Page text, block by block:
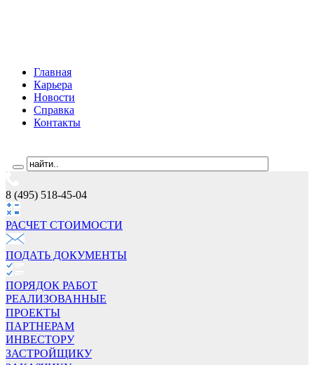
Главная
Карьера
Новости
Справка
Контакты
8 (495) 518-45-04
РАСЧЕТ СТОИМОCТИ
ПОДАТЬ ДОКУМЕНТЫ
ПОРЯДОК РАБОТ
РЕАЛИЗОВАННЫЕ
ПРОЕКТЫ
ПАРТНЕРАМ
ИНВЕСТОРУ
ЗАСТРОЙЩИКУ